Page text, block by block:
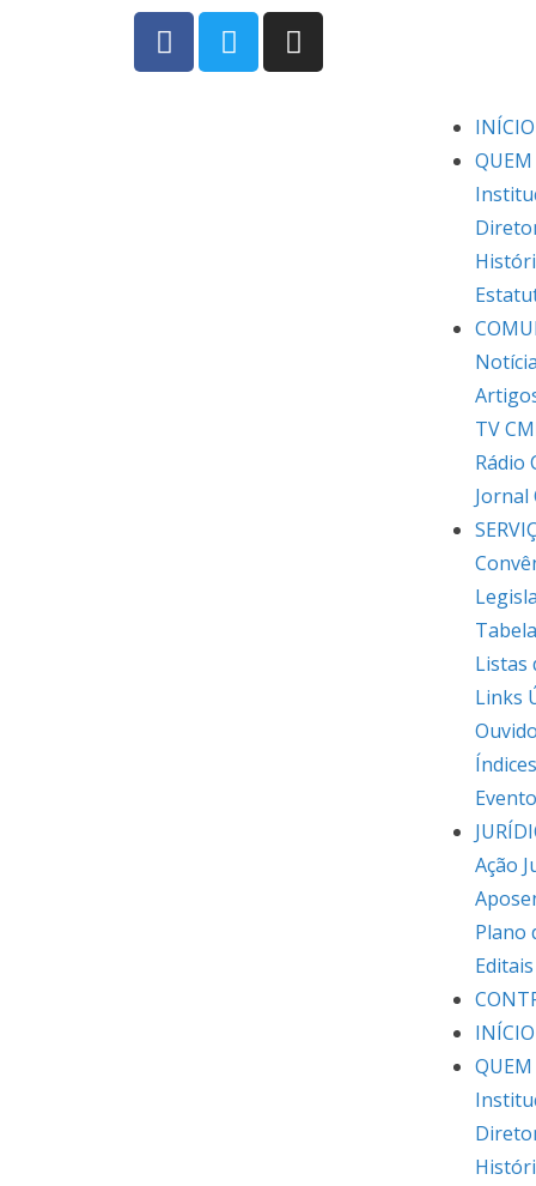
INÍCIO
QUEM
TV
Rádio
Jornal
Listas
Links
Índices
Ação
Plano
INÍCIO
QUEM